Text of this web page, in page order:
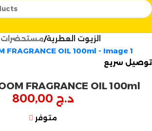
مستحضرات الزيوت العطرية
توصيل سريع
FRAGRANCE OIL 100ml
د.ج
متوفر